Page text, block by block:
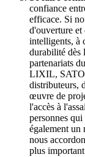
confiance
efficace. Si
d'ouverture et
intelligents, à
durabilité dès
partenariats
LIXIL, SATO
distributeurs,
œuvre de
l'accès à
personnes
également un
nous
plus